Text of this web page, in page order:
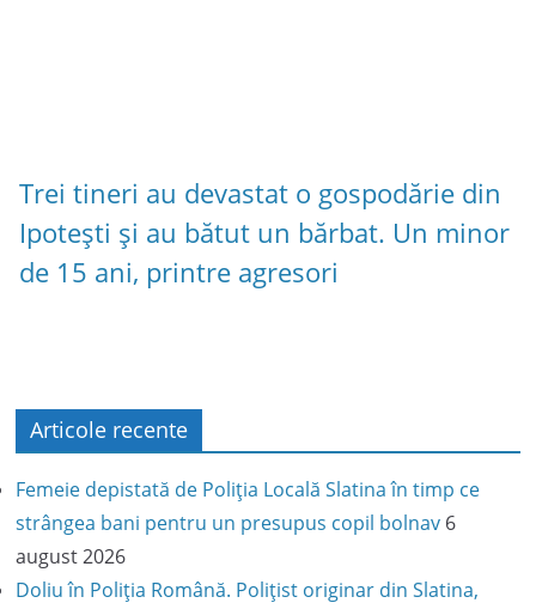
Trei tineri au devastat o gospodărie din
Ipotești și au bătut un bărbat. Un minor
de 15 ani, printre agresori
Articole recente
Femeie depistată de Poliția Locală Slatina în timp ce
strângea bani pentru un presupus copil bolnav 6
august 2026
Doliu în Poliția Română. Polițist originar din Slatina,